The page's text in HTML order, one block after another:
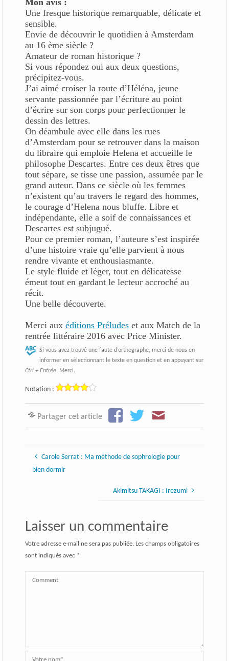
Une fresque historique remarquable, délicate et
sensible.
Envie de découvrir le quotidien à Amsterdam
au 16 ème siècle ?
Amateur de roman historique ?
Si vous répondez oui aux deux questions,
précipitez-vous.
J’ai aimé croiser la route d’Héléna, jeune
servante passionnée par l’écriture au point
d’écrire sur son corps pour perfectionner le
dessin des lettres.
On déambule avec elle dans les rues
d’Amsterdam pour se retrouver dans la maison
du libraire qui emploie Helena et accueille le
philosophe Descartes. Entre ces deux êtres que
tout sépare, se tisse une passion, assumée par le
grand auteur. Dans ce siècle où les femmes
n’existent qu’au travers le regard des hommes,
le courage d’Helena nous bluffe. Libre et
indépendante, elle a soif de connaissances et
Descartes est subjugué.
Pour ce premier roman, l’auteure s’est inspirée
d’une histoire vraie qu’elle parvient à nous
rendre vivante et enthousiasmante.
Le style fluide et léger, tout en délicatesse
émeut tout en gardant le lecteur accroché au
récit.
Une belle découverte.
Merci aux éditions Préludeset aux Match de la
rentrée littéraire 2016 avec Price Minister.
Si vous avez trouvé une faute d’orthographe, merci de nous en
informer en sélectionnant le texte en question et en appuyant sur
Ctrl + Entrée. Merci.
Notation :
Partager cet article
Carole Serrat : Ma méthode de sophrologie pour
bien dormir
Akimitsu TAKAGI : Irezumi
Laisser un commentaire
Votre adresse e-mail ne sera pas publiée. Les champs obligatoires
sont indiqués avec *